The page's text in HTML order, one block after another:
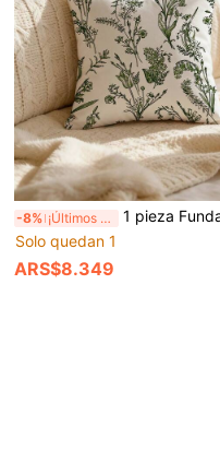
-8% ¡Últimos 3 días
1 pieza Funda de cojín decorativo con patrón de línea de planta verde fresca, adecuada para decoración del hogar, funda de cojín, dormitorio, sala de estar,
Solo quedan 1
ARS$8.349